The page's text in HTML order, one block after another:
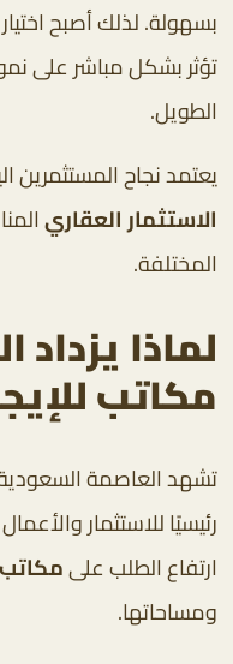
بسهولة. لذلك أصبح
تؤثر بشكل مباشر على
الطويل.
يعتمد نجاح المستثمرين
الاستثمار العقاري
المختلفة.
لماذا
مكاتب
تشهد العاصمة السعودية
رئيسيًا للاستثمار
ارتفاع الطلب علىمكاتب
ومساحاتها.